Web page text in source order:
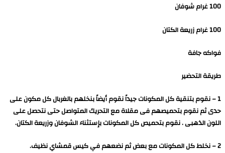
100 غرام شوفان
100 غرام زريعة الكتان
فواكه جافة
طريقة التحضير
1 – نقوم بتنقية كل المكونات جيداً نقوم أيضاً بنخلهم بالغربال كل مكون على
حدى ثم نقوم بتحميصهم فى مقلاة مع التحريك المتواصل حتى نتحصل على
اللون الذهبى . نقوم بتحميص كل المكونات بإستثناء الشوفان وزريعة الكتان.
2 – نخلط كل المكونات مع بعض ثم نضعهم في كيس قمشاي نظيف.